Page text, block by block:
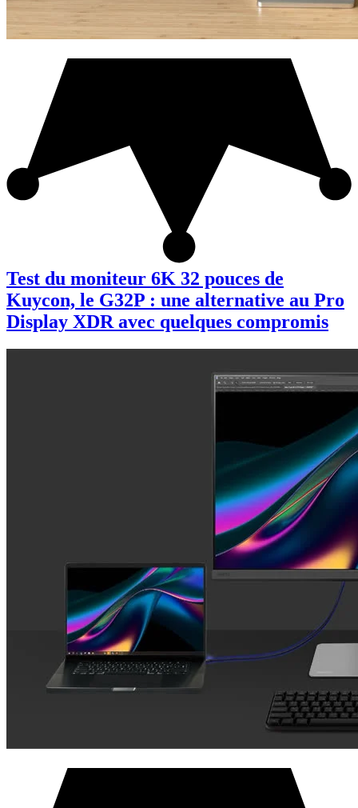
Test du moniteur 6K 32 pouces de
Kuycon, le G32P : une alternative au Pro
Display XDR avec quelques compromis